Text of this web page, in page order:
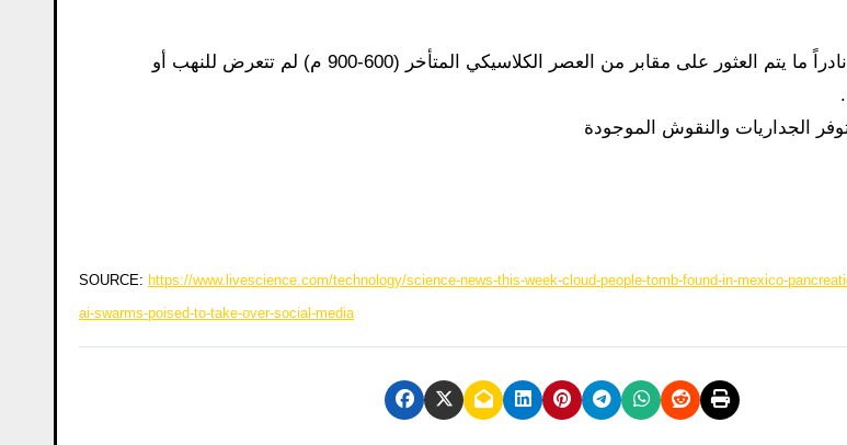
نادراً ما يتم العثور على مقابر من العصر الكلاسيكي المتأخر (600-900 م) لم تتعرض للنهب أو
الجداريات والنقوش الموجودة
SOURCE: https://www.livescience.com/technology/science-news-this-week-cloud-people-tomb-found-in-mexico-
ai-swarms-poised-to-take-over-social-media